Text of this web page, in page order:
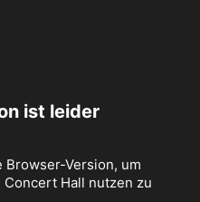
ist leider
Version, um
Hall nutzen zu